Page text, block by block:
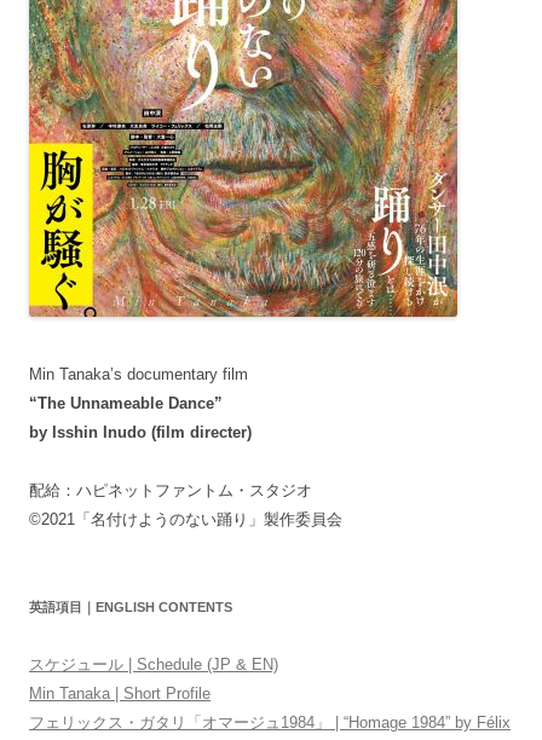
Min Tanaka’s documentary film
“The Unnameable Dance”
by Isshin Inudo (film directer)
配給：ハピネットファントム・スタジオ
©2021「名付けようのない踊り」製作委員会
英語項目｜ENGLISH CONTENTS
スケジュール | Schedule (JP & EN)
Min Tanaka | Short Profile
フェリックス・ガタリ「オマージュ1984」 | “Homage 1984” by Félix